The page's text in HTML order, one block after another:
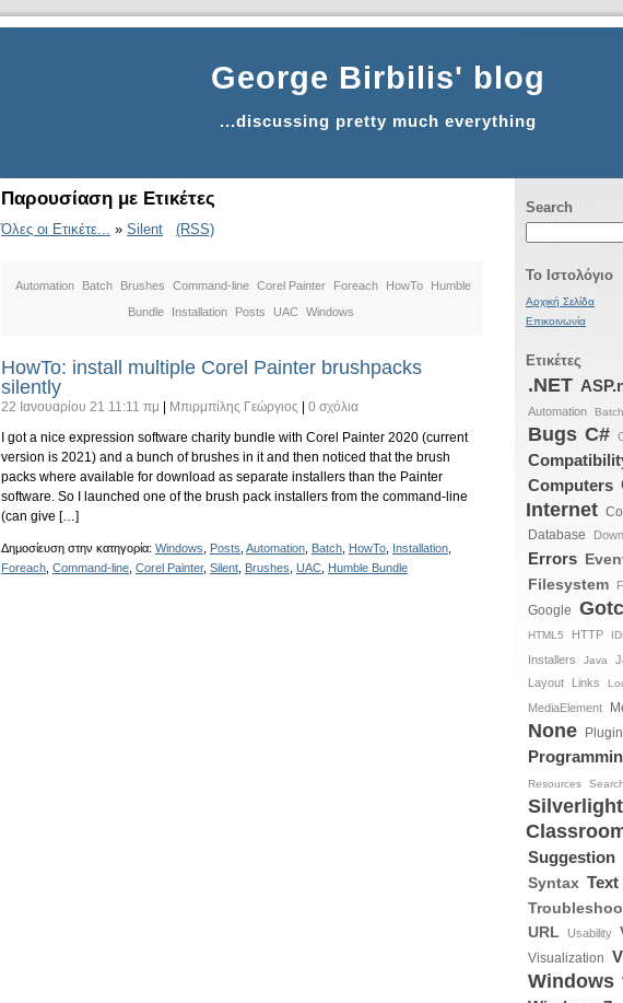
George Birbilis' blog
...discussing pretty much everything
Παρουσίαση με Ετικέτες
Όλες οι Ετικέτε... » Silent (RSS)
Automation Batch Brushes Command-line Corel Painter Foreach HowTo
Humble
Bundle
Installation Posts UAC Windows
HowTo: install multiple Corel Painter brushpacks
silently
22 Ιανουαρίου 21 11:11 πμ Μπιρμπίλης Γεώργιος
0 σχόλια
I got a nice expression software charity bundle with Corel Painter 2020 (current
version is 2021) and a bunch of brushes in it and then noticed that the brush
packs where available for download as separate installers than the Painter
software. So I launched one of the brush pack installers from the command-line
(can give […]
Δημοσίευση στην κατηγορία: Windows Posts Automation Batch HowTo Installation
Foreach Command-line Corel Painter, Silent Brushes UAC Humble Bundle
Search
Το Ιστολόγιο
Αρχική Σελίδα
Επικοινωνία
Ετικέτες
.NET
Automation Batch
Bugs C#
Computers
Internet
Database
Errors
Filesystem
Google
HTML5 HTTP
Installers Java
Layout Links
MediaElement
None
Resources Search
Silverlight
Suggestion
Syntax Text
URL
Usability
Visualization
Windows